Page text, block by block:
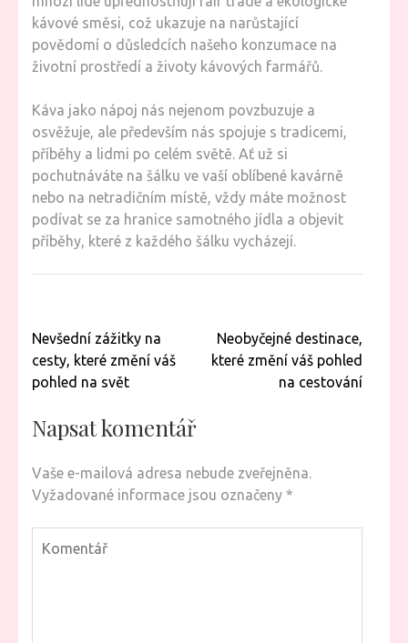
kávové směsi, což ukazuje na narůstající
povědomí o důsledcích našeho konzumace na
životní prostředí a životy kávových farmářů.
Káva jako nápoj nás nejenom povzbuzuje a
osvěžuje, ale především nás spojuje s tradicemi,
příběhy a lidmi po celém světě. Ať už si
pochutnáváte na šálku ve vaší oblíbené kavárně
nebo na netradičním místě, vždy máte možnost
podívat se za hranice samotného jídla a objevit
příběhy, které z každého šálku vycházejí.
Navigace
pro
příspěvek
Nevšední zážitky na
cesty, které změní váš
pohled na svět
Neobyčejné destinace,
které změní váš pohled
na cestování
Napsat komentář
Vaše e-mailová adresa nebude zveřejněna.
Vyžadované informace jsou označeny *